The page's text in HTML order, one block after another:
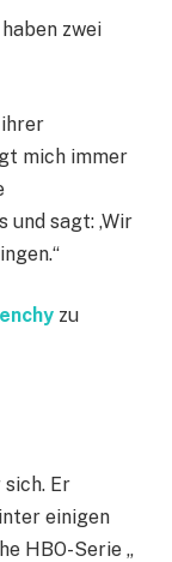
zwei
ihrer
mich immer
sagt: ‚Wir
zu
Er
einigen
HBO-Serie „